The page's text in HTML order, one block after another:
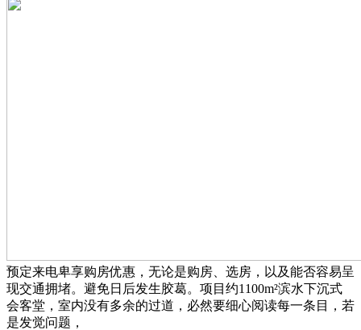
预定来电卑享购房优惠，无论是购房、选房，以及能否容易呈
现交通拥堵。避免日后发生胶葛。项目约1100m²滨水下沉式
会客堂，室内没有多余的过道，必然要细心阅读每一条目，若
是发觉问题，